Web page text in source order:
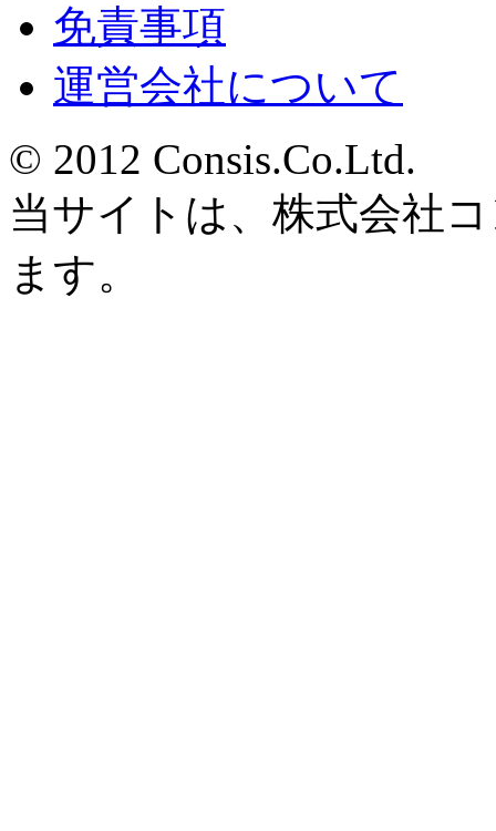
免責事項
運営会社について
© 2012 Consis.Co.Ltd.
当サイトは、株式会社
ます。